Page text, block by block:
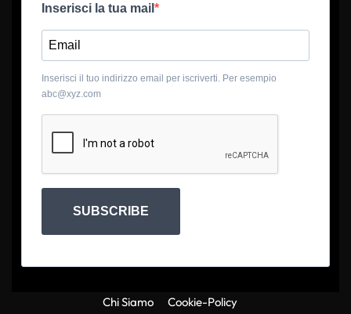
Inserisci la tua mail
Inserisci il tuo indirizzo email per iscriverti. Per esempio
abc@xyz.com
SUBSCRIBE
Chi Siamo Cookie-Policy